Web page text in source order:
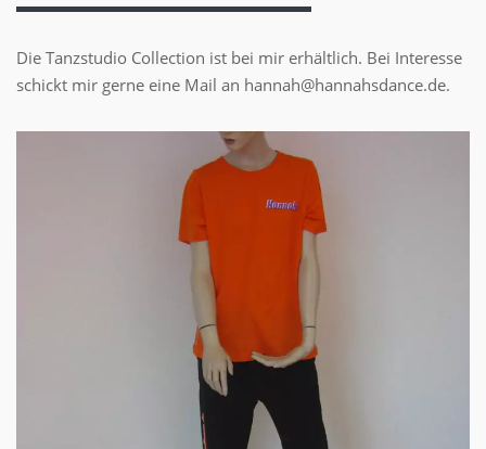
Die Tanzstudio Collection ist bei mir erhältlich. Bei Interesse
schickt mir gerne eine Mail an hannah@hannahsdance.de.